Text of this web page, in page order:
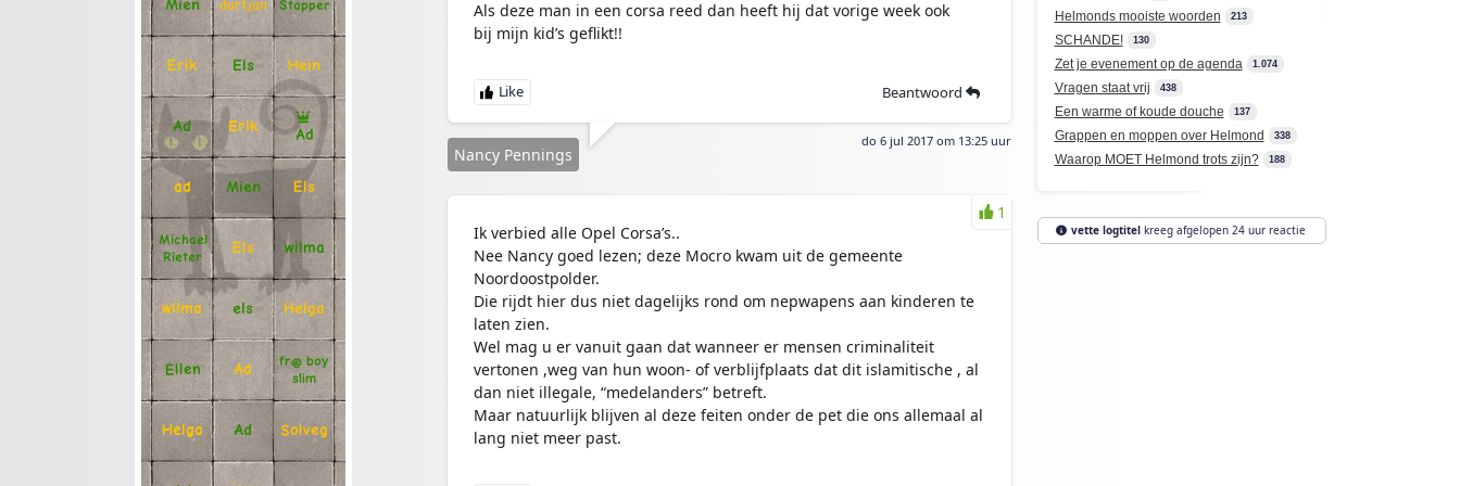
Mien dartjan Stapper
Erik Els Hein
Ad Erik
Ad
ad Mien Els
Michael
Rieter
Els wilma
wilma els Helga
Ellen Ad fr@ boy
slim
Helga Ad Solveg
Als deze man in een corsa reed dan heeft hij dat vorige week ook
bij mijn kid’s geflikt!!
Beantwoord
do 6 jul 2017 om 13:25 uur
Nancy Pennings
Ik verbied alle Opel Corsa’s..
Nee Nancy goed lezen; deze Mocro kwam uit de gemeente
Noordoostpolder.
Die rijdt hier dus niet dagelijks rond om nepwapens aan kinderen te
laten zien.
Wel mag u er vanuit gaan dat wanneer er mensen criminaliteit
vertonen ,weg van hun woon- of verblijfplaats dat dit islamitische , al
dan niet illegale, “medelanders” betreft.
Maar natuurlijk blijven al deze feiten onder de pet die ons allemaal al
lang niet meer past.
1
Helmonds mooiste woorden 213
SCHANDE! 130
Zet je evenement op de agenda 1.074
Vragen staat vrij 438
Een warme of koude douche 137
Grappen en moppen over Helmond 338
Waarop MOET Helmond trots zijn? 188
vette logtitelkreeg afgelopen 24 uur reactie